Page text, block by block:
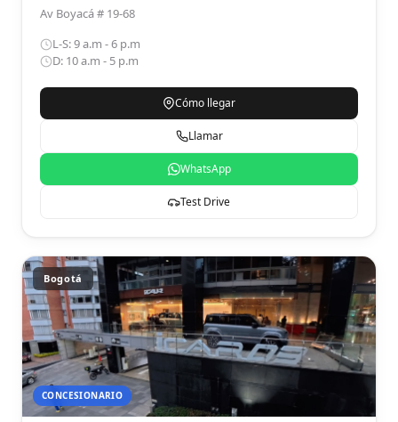
Av Boyacá # 19-68
L-S: 9 a.m - 6 p.m
D: 10 a.m - 5 p.m
Cómo llegar
Llamar
WhatsApp
Test Drive
Bogotá
CONCESIONARIO